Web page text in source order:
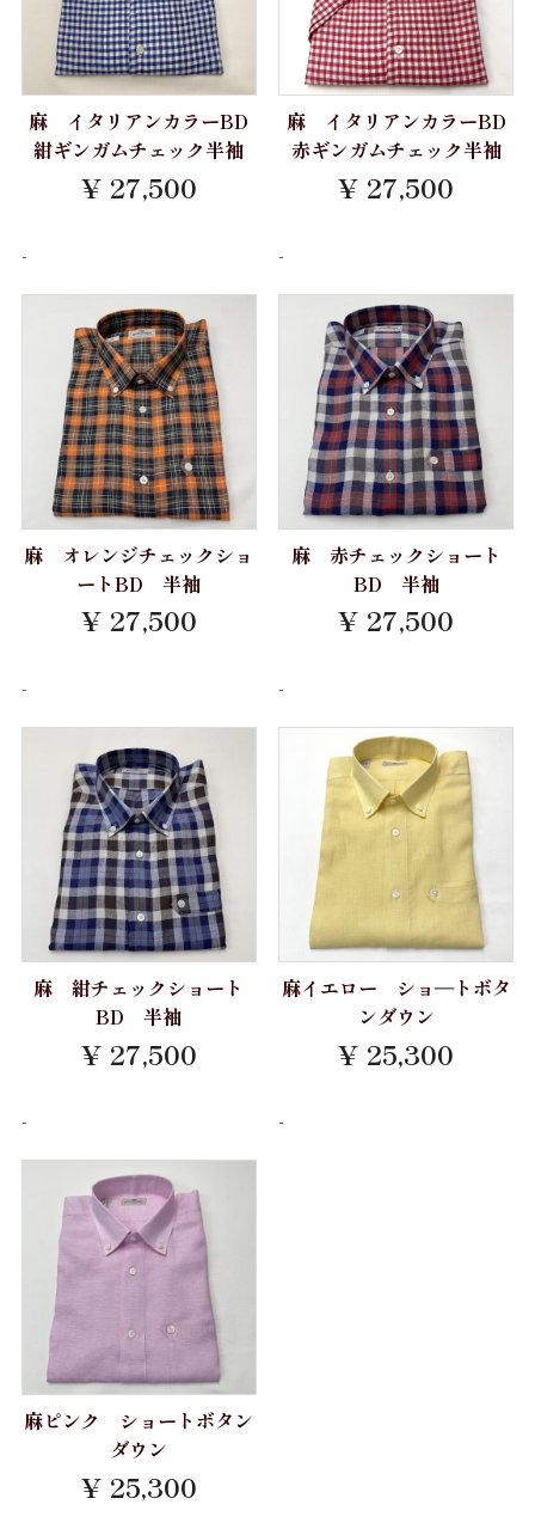
会社案内
お問い合わせ
麻 イタリアンカラーBD
紺ギンガムチェック半袖
¥ 27,500
-
麻 イタリアンカラーBD
赤ギンガムチェック半袖
¥ 27,500
-
麻 オレンジチェックショ
ートBD 半袖
¥ 27,500
-
麻 赤チェックショート
BD 半袖
¥ 27,500
-
麻 紺チェックショート
BD 半袖
¥ 27,500
-
麻イエロー ショ―トボタ
ンダウン
¥ 25,300
-
麻ピンク ショートボタン
ダウン
¥ 25,300